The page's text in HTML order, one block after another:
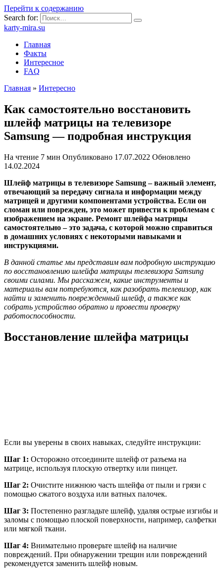
Перейти к содержанию
Search for:
karty-mira.su
Главная
Факты
Интересное
FAQ
Главная » Интересно
Как самостоятельно восстановить
шлейф матрицы на телевизоре
Samsung — подробная инструкция
На чтение 7 мин Опубликовано 17.07.2022 Обновлено
14.02.2024
Шлейф матрицы в телевизоре Samsung – важный элемент,
отвечающий за передачу сигнала и информации между
матрицей и другими компонентами устройства. Если он
сломан или поврежден, это может привести к проблемам с
изображением на экране. Ремонт шлейфа матрицы
самостоятельно – это задача, с которой можно справиться
в домашних условиях с некоторыми навыками и
инструкциями.
В данной статье мы представим вам подробную инструкцию
по восстановлению шлейфа матрицы телевизора Samsung
своими силами. Мы расскажем, какие инструменты и
материалы вам потребуются, как разобрать телевизор, как
найти и заменить поврежденный шлейф, а также как
собрать устройство обратно и провести проверку
работоспособности.
Восстановление шлейфа матрицы
Если вы уверены в своих навыках, следуйте инструкции:
Шаг 1: Осторожно отсоедините шлейф от разъема на
матрице, используя плоскую отвертку или пинцет.
Шаг 2: Очистите нижнюю часть шлейфа от пыли и грязи с
помощью сжатого воздуха или ватных палочек.
Шаг 3: Постепенно разгладьте шлейф, удаляя острые изгибы и
заломы с помощью плоской поверхности, например, салфетки
или мягкой ткани.
Шаг 4: Внимательно проверьте шлейф на наличие
повреждений. При обнаружении трещин или повреждений
рекомендуется заменить шлейф новым.